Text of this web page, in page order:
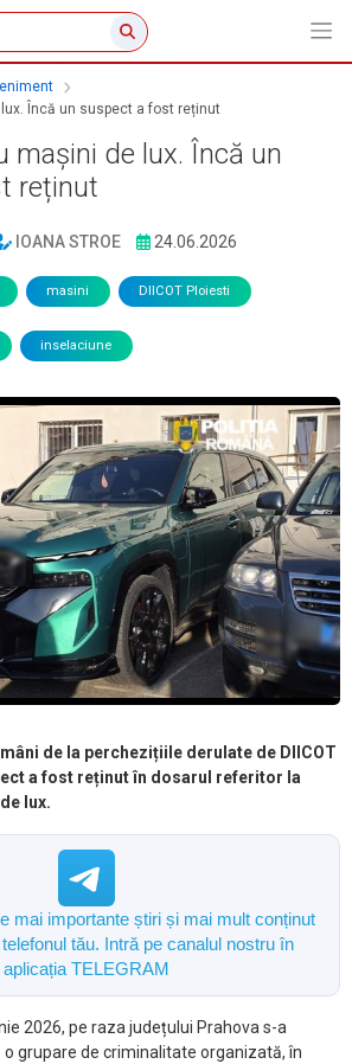
Încă un suspect a fost reținut
mașini de lux. Încă un
reținut
IOANA STROE 24.06.2026
masini DIICOT Ploiesti
inselaciune
de la perchezițiile derulate de DIICOT
a fost reținut în dosarul referitor la
lux.
mai importante știri și mai mult conținut
tău. Intră pe canalul nostru în
aplicația TELEGRAM
2026, pe raza județului Prahova s-a
grupare de criminalitate organizată, în